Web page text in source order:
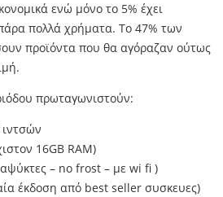
ενώ μόνο το 5% έχει
πολλά χρήματα. Το 47% των
προϊόντα που θα αγόραζαν ούτως
πρωταγωνιστούν:
16GB RAM)
– no frost – με wi fi )
έκδοση από best seller συσκευες)